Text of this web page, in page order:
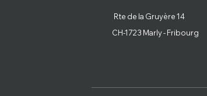
CH-1723 Marly - Fribourg
Rte de la Gruyère 14